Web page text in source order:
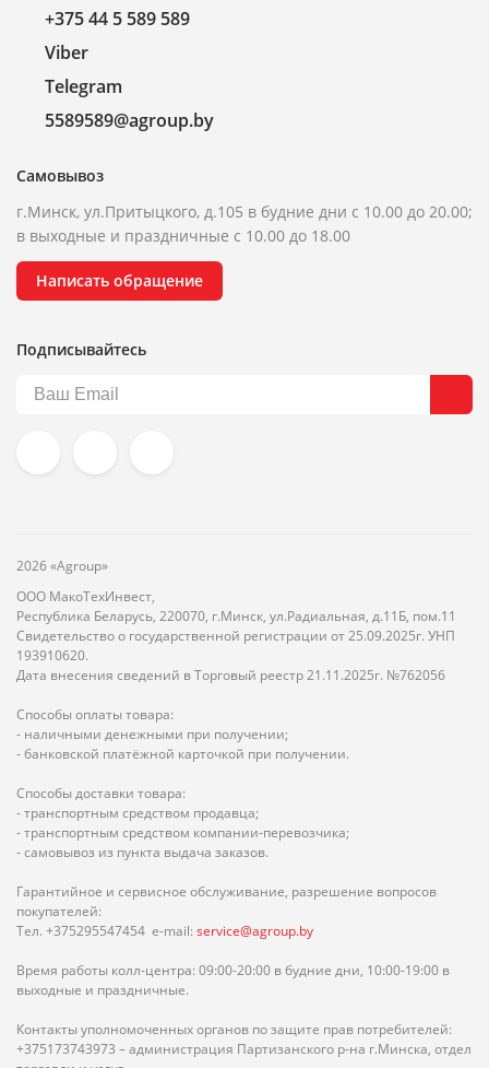
+375 44 5 589 589
Viber
Telegram
5589589@agroup.by
Самовывоз
г.Минск, ул.Притыцкого, д.105 в будние дни с 10.00 до 20.00;
в выходные и праздничные с 10.00 до 18.00
Написать обращение
Подписывайтесь
2026 «Agroup»
ООО МакоТехИнвест,
Республика Беларусь, 220070, г.Минск, ул.Радиальная, д.11Б, пом.11
Свидетельство о государственной регистрации от 25.09.2025г. УНП
193910620.
Дата внесения сведений в Торговый реестр 21.11.2025г. №762056
Способы оплаты товара:
- наличными денежными при получении;
- банковской платёжной карточкой при получении.
Способы доставки товара:
- транспортным средством продавца;
- транспортным средством компании-перевозчика;
- самовывоз из пункта выдача заказов.
Гарантийное и сервисное обслуживание, разрешение вопросов
покупателей:
Тел. +375295547454 e-mail: service@agroup.by
Время работы колл-центра: 09:00-20:00 в будние дни, 10:00-19:00 в
выходные и праздничные.
Контакты уполномоченных органов по защите прав потребителей:
+375173743973 – администрация Партизанского р-на г.Минска, отдел